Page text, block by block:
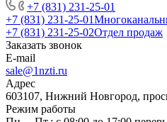
+7 (831) 231-25-01
+7 (831) 231-25-01
+7 (831) 231-25-02Отдел продаж
Заказать звонок
E-mail
sale@1nzti.ru
Адрес
603107, Нижний Новгород,
Режим работы